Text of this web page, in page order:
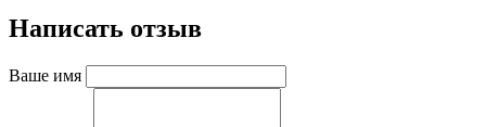
Написать отзыв
Ваше имя